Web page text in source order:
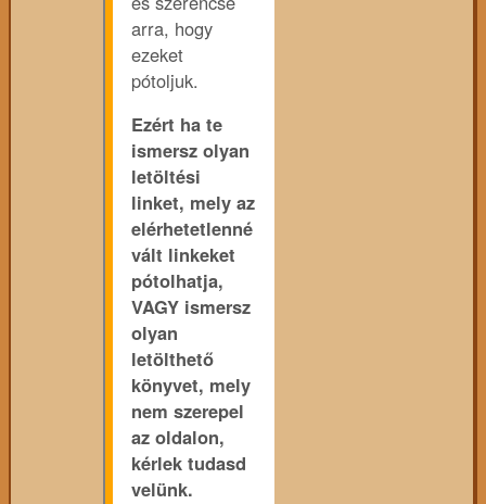
arra, hogy
ezeket
pótoljuk.
Ezért ha te
ismersz olyan
letöltési
linket, mely az
elérhetetlenné
vált linkeket
pótolhatja,
VAGY ismersz
olyan
letölthető
könyvet, mely
nem szerepel
az oldalon,
kérlek tudasd
velünk.